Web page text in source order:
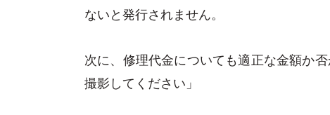
ないと発行されません。
次に、修理代金についても適正な金額か
撮影してください」